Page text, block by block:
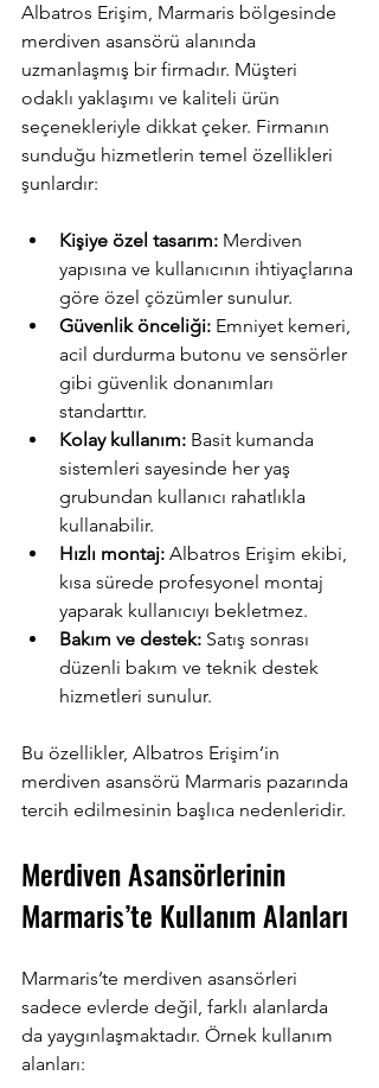
Albatros Erişim, Marmaris bölgesinde
merdiven asansörü alanında
uzmanlaşmış bir firmadır. Müşteri
odaklı yaklaşımı ve kaliteli ürün
seçenekleriyle dikkat çeker. Firmanın
sunduğu hizmetlerin temel özellikleri
şunlardır:
Kişiye özel tasarım: Merdiven
yapısına ve kullanıcının ihtiyaçlarına
göre özel çözümler sunulur.
Güvenlik önceliği: Emniyet kemeri,
acil durdurma butonu ve sensörler
gibi güvenlik donanımları
standarttır.
Kolay kullanım: Basit kumanda
sistemleri sayesinde her yaş
grubundan kullanıcı rahatlıkla
kullanabilir.
Hızlı montaj: Albatros Erişim ekibi,
kısa sürede profesyonel montaj
yaparak kullanıcıyı bekletmez.
Bakım ve destek: Satış sonrası
düzenli bakım ve teknik destek
hizmetleri sunulur.
Bu özellikler, Albatros Erişim’in
merdiven asansörü Marmaris pazarında
tercih edilmesinin başlıca nedenleridir.
Merdiven Asansörlerinin
Marmaris’te Kullanım Alanları
Marmaris’te merdiven asansörleri
sadece evlerde değil, farklı alanlarda
da yaygınlaşmaktadır. Örnek kullanım
alanları: